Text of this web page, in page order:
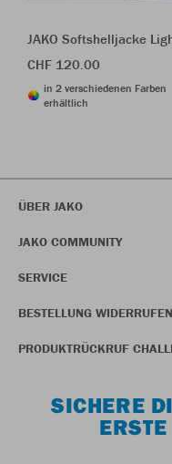
JAKO Softshelljacke
CHF 120.00
in 2 verschiedenen Farben
erhältlich
ÜBER JAKO
JAKO COMMUNITY
SERVICE
BESTELLUNG WIDERRUFEN
PRODUKTRÜCKRUF
SICHERE